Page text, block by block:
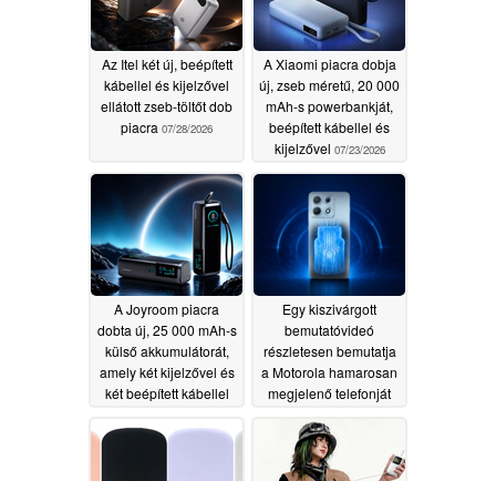
Az Itel két új, beépített
kábellel és kijelzővel
ellátott zseb-töltőt dob
piacra 07/28/2026
A Xiaomi piacra dobja
új, zseb méretű, 20 000
mAh-s powerbankját,
beépített kábellel és
kijelzővel 07/23/2026
A Joyroom piacra
dobta új, 25 000 mAh-s
külső akkumulátorát,
amely két kijelzővel és
két beépített kábellel
Egy kiszivárgott
bemutatóvideó
részletesen bemutatja
a Motorola hamarosan
megjelenő telefonját